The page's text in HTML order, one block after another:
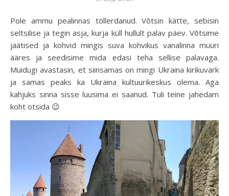
Pole ammu pealinnas töllerdanud. Võtsin kätte, sebisin
seltsilise ja tegin asja, kurja küll hullult palav päev. Võtsime
jäätised ja kohvid mingis suva kohvikus vanalinna müüri
ääres ja seedisime mida edasi teha sellise palavaga.
Muidugi avastasin, et siinsamas on mingi Ukraina kirikuvärk
ja samas peaks ka Ukraina kultuurikeskus olema. Aga
kahjuks sinna sisse luusima ei saanud. Tuli teine jahedam
koht otsida 😉